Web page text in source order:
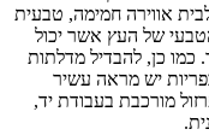
אווירה חמימה, טבעית
של העץ אשר יכול
כמו כן, להבדיל מדלתות
יש מראה עשיר
מורכבת בעבודת יד,